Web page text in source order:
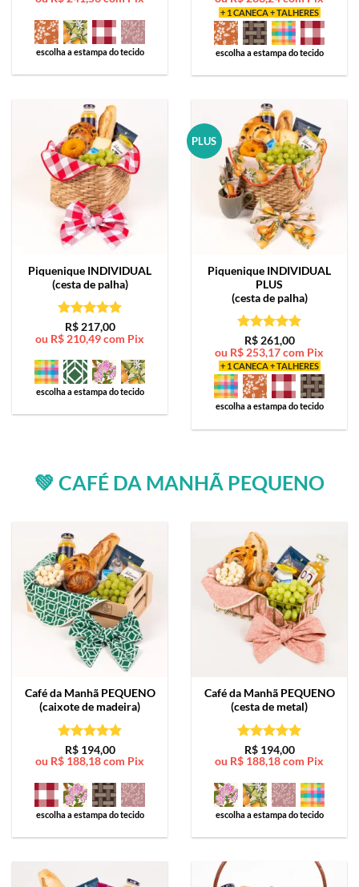
escolha a estampa do tecido
+ 1 CANECA + TALHERES
escolha a estampa do tecido
Piquenique INDIVIDUAL
(cesta de palha)
Avaliação5
de 5
R$217,00
ou R$ 210,49com Pix
escolha a estampa do tecido
PLUS
Piquenique INDIVIDUAL
PLUS
(cesta de palha)
Avaliação5
de 5
R$261,00
ou R$ 253,17com Pix
+ 1 CANECA + TALHERES
escolha a estampa do tecido
💚 CAFÉ DA MANHÃ PEQUENO
Café da Manhã PEQUENO
(caixote de madeira)
Avaliação5
de 5
R$194,00
ou R$ 188,18com Pix
escolha a estampa do tecido
Café da Manhã PEQUENO
(cesta de metal)
Avaliação5
de 5
R$194,00
ou R$ 188,18com Pix
escolha a estampa do tecido